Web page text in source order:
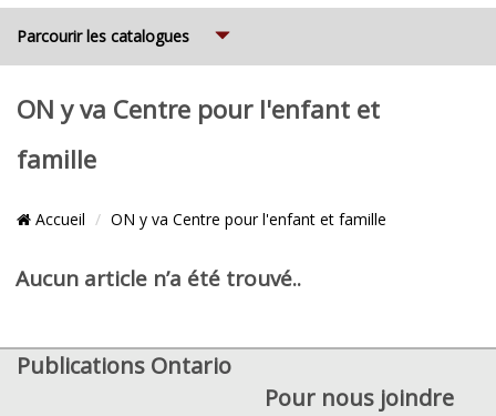
Parcourir les catalogues
ON y va Centre pour l'enfant et
famille
Emplacement
Fil
Accueil ON y va Centre pour l'enfant et famille
Contrôle
visualisation
Articles
Aucun article n’a été trouvé..
Publications Ontario
Pour nous joindre